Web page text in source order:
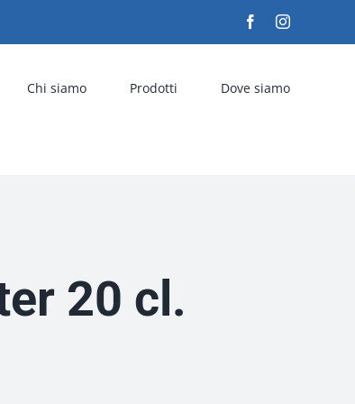
FacebookInstagram
Chi siamo Prodotti Dove siamo
20 cl.